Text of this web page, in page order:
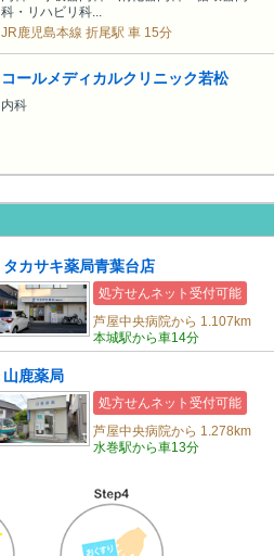
科・リハビリ科...
JR鹿児島本線 折尾駅 車 15分
コールメディカルクリニック若松
内科
タカサキ薬局青葉台店
処方せんネット受付可能
芦屋中央病院から 1.107km
本城駅から車14分
山鹿薬局
処方せんネット受付可能
芦屋中央病院から 1.278km
水巻駅から車13分